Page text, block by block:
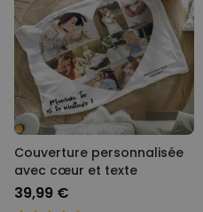
Couverture personnalisée
avec cœur et texte
39,99 €